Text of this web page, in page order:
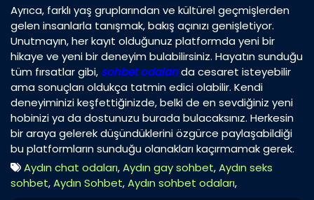
Ayrıca, farklı yaş gruplarından ve kültürel geçmişlerden
gelen insanlarla tanışmak, bakış açınızı genişletiyor.
Unutmayın, her kayıt olduğunuz platformda yeni bir
hikaye ve yeni bir deneyim bulabilirsiniz. Hayatın sunduğu
tüm fırsatlar gibi, sohbet odalarıda cesaret isteyebilir
ama sonuçları oldukça tatmin edici olabilir. Kendi
deneyiminizi keşfettiğinizde, belki de en sevdiğiniz yeni
hobinizi ya da dostunuzu burada bulacaksınız. Herkesin
bir araya gelerek düşündüklerini özgürce paylaşabildiği
bu platformların sunduğu olanakları kaçırmamak gerek.
Aydın chat odaları,Aydın gay sohbet,Aydın seks
sohbet,Aydın Sohbet,Aydın sohbet odaları,